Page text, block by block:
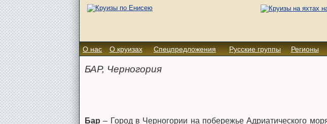
О нас О круизах Спецпредложения Русские группы Регионы
БАР, Черногория
Бар– Город в Черногории на побережье Адриатического